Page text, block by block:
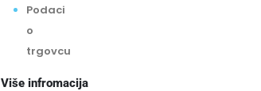
Podaci
o
trgovcu
Više infromacija